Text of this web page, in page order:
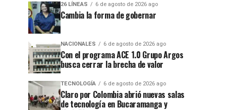
26 LÍNEAS 6 de agosto de 2026 ago
Cambia la forma de gobernar
NACIONALES 6 de agosto de 2026 ago
Con el programa ACE 1.0 Grupo Argos
busca cerrar la brecha de valor
TECNOLOGÍA 6 de agosto de 2026 ago
Claro por Colombia abrió nuevas salas
de tecnología en Bucaramanga y